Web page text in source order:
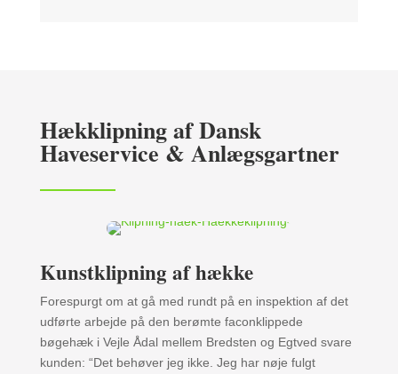
Hækklipning af Dansk
Haveservice & Anlægsgartner
Kunstklipning af hække
Forespurgt om at gå med rundt på en inspektion af det
udførte arbejde på den berømte faconklippede
bøgehæk i Vejle Ådal mellem Bredsten og Egtved svare
kunden: “Det behøver jeg ikke. Jeg har nøje fulgt